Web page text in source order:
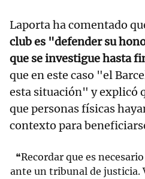
Laporta ha comentado
club es "defender su
que se investigue hasta
que en este caso "el
esta situación" y explicó
que personas físicas
contexto para
❝Recordar que es
ante un tribunal de justicia.